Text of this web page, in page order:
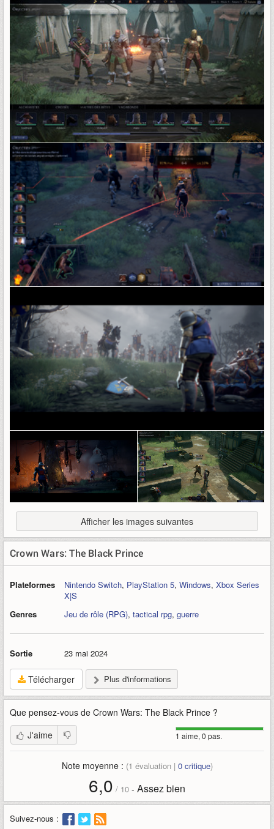
Afficher les images suivantes
Crown Wars: The Black Prince
Plateformes Nintendo Switch, PlayStation 5, Windows, Xbox Series
X|S
Genres
Jeu de rôle (RPG), tactical rpg, guerre
Sortie 23 mai 2024
Télécharger Plus d'informations
Que pensez-vous de Crown Wars: The Black Prince ?
1 aime, 0 pas.
J'aime
Note moyenne : (1 évaluation | 0critique)
6,0 / 10 - Assez bien
Suivez-nous :